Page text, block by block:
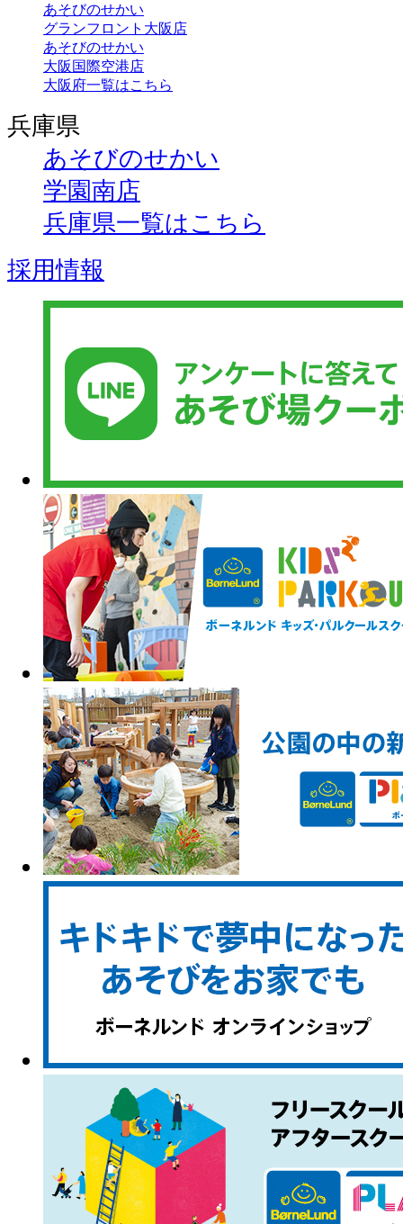
あそびのせかい
グランフロント大阪店
あそびのせかい
大阪国際空港店
大阪府一覧はこちら
兵庫県
あそびのせかい
学園南店
兵庫県一覧はこちら
採用情報